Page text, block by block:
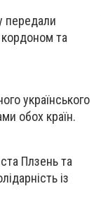
передали
кордоном та
українського
обох країн.
Плзень та
із